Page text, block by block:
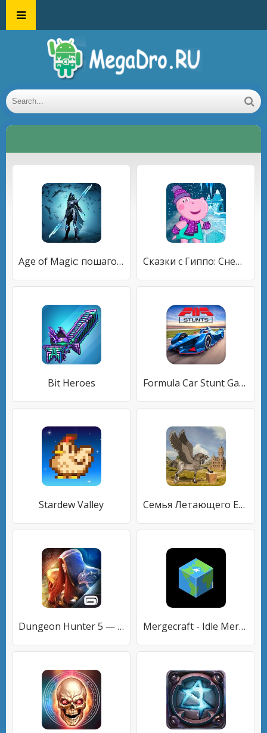
Age of Magic: пошаговая РПГ с легендарными героями Сказки с Гиппо: Снежная королева
Bit Heroes Formula Car Stunt Game - Mega Ramps Car Games 2021
Stardew Valley Семья Летающего Единорога
Dungeon Hunter 5 — Экшен РПГ Mergecraft - Idle Merge RPG